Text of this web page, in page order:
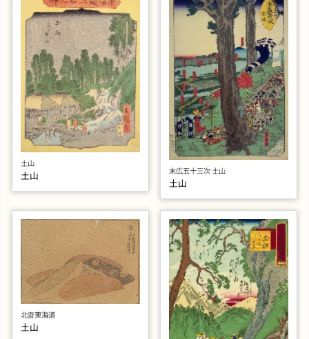
土山
土山 末広五十三次 土山
土山
北齋東海道
土山